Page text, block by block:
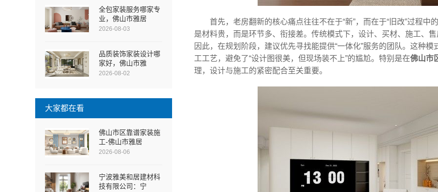
全包家装服务哪家专
业，佛山市雅居
2026-08-03
品质装饰家装设计哪
家好，佛山市雅
2026-08-02
大家都在看
佛山市区靠谱家装施
工-佛山市雅居
2026-08-06
宁波雅美和居建材科
技有限公司：宁
首先，老房翻新的核心痛点往往不在于“新”，而在于“旧改”过程
是材料贵，而是环节多、衔接差。传统模式下，设计、买材、施工、
因此，在规划阶段，建议优先寻找能提供“一体化”服务的团队。这种
工工艺，避免了“设计图很美，但现场装不上”的尴尬。特别是在佛山市
理，设计与施工的紧密配合至关重要。